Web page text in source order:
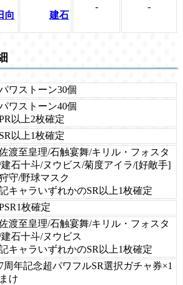
向 建石
- -
パワストーン30個
パワストーン40個
PR以上2枚確定
SR以上1枚確定
佐渡至皇理/石触宴舞/キリル・フォスタ
建石十斗/ヌウビス/菊度アイラ/[好敵手]
守/野球マスク
記キャラいずれかのSR以上1枚確定
PSR1枚確定
佐渡至皇理/石触宴舞/キリル・フォスタ
建石十斗/ヌウビス
記キャラいずれかのSR以上1枚確定
7周年記念超パワフルSR選択ガチャ券×1
け